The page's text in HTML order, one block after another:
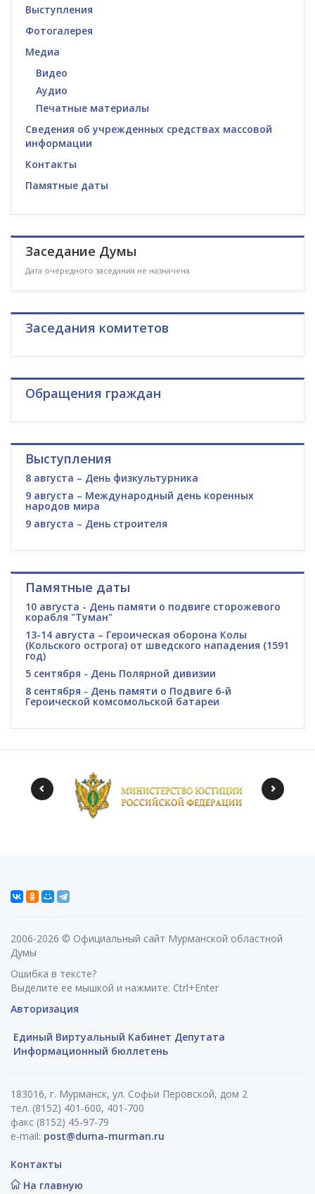
Выступления
Фотогалерея
Медиа
Видео
Аудио
Печатные материалы
Сведения об учрежденных средствах массовой
информации
Контакты
Памятные даты
Заседание Думы
Дата очередного заседания не назначена
Заседания комитетов
Обращения граждан
Выступления
8 августа – День физкультурника
9 августа – Международный день коренных
народов мира
9 августа – День строителя
Памятные даты
10 августа - День памяти о подвиге сторожевого
корабля "Туман"
13-14 августа – Героическая оборона Колы
(Кольского острога) от шведского нападения (1591
год)
5 сентября - День Полярной дивизии
8 сентября - День памяти о Подвиге 6-й
Героической комсомольской батареи
2006-2026 © Официальный сайт Мурманской областной
Думы
Ошибка в тексте?
Выделите ее мышкой и нажмите: Ctrl+Enter
Авторизация
Единый Виртуальный Кабинет Депутата
Информационный бюллетень
183016, г. Мурманск, ул. Софьи Перовской, дом 2
тел. (8152) 401-600, 401-700
факс (8152) 45-97-79
e-mail: post@duma-murman.ru
Контакты
На главную